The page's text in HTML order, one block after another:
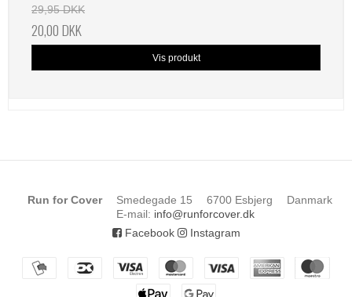
29,95 DKK
20,00 DKK
Vis produkt
Run for Cover Smedegade 15 6700 Esbjerg
Danmark
E-mail: info@runforcover.dk
Facebook
Instagram